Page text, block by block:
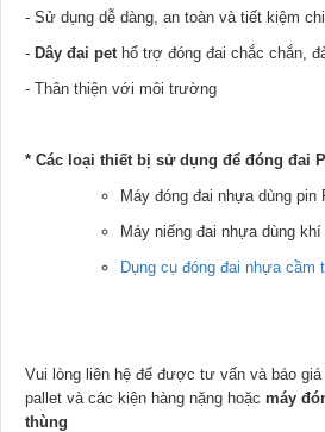
- Sử dụng dễ dàng, an toàn và tiết kiệm
- Dây đai pet hổ trợ đóng đai chắc chắn,
- Thân thiện với môi trường
* Các loại thiết bị sử dụng để đóng đai
Máy đóng đai nhựa dùng pin
Máy niếng đai nhựa dùng
Dụng cụ đóng đai nhựa cầm
Vui lòng liên hệ để được tư vấn và báo giá
pallet và các kiện hàng nặng hoặc máy
thùng